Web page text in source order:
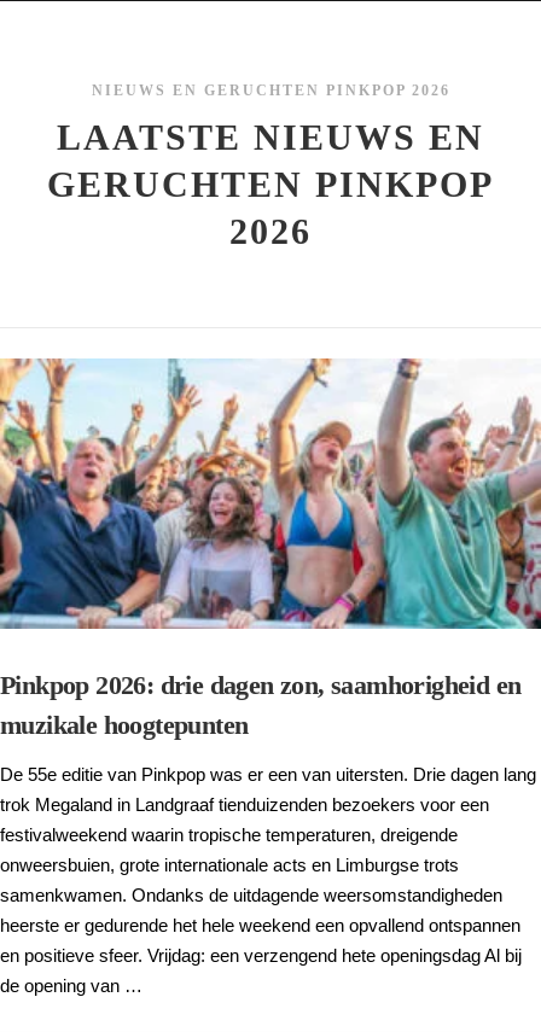
NIEUWS EN GERUCHTEN PINKPOP 2026
LAATSTE NIEUWS EN
GERUCHTEN PINKPOP
2026
Pinkpop 2026: drie dagen zon, saamhorigheid en
muzikale hoogtepunten
De 55e editie van Pinkpop was er een van uitersten. Drie dagen lang
trok Megaland in Landgraaf tienduizenden bezoekers voor een
festivalweekend waarin tropische temperaturen, dreigende
onweersbuien, grote internationale acts en Limburgse trots
samenkwamen. Ondanks de uitdagende weersomstandigheden
heerste er gedurende het hele weekend een opvallend ontspannen
en positieve sfeer. Vrijdag: een verzengend hete openingsdag Al bij
de opening van …